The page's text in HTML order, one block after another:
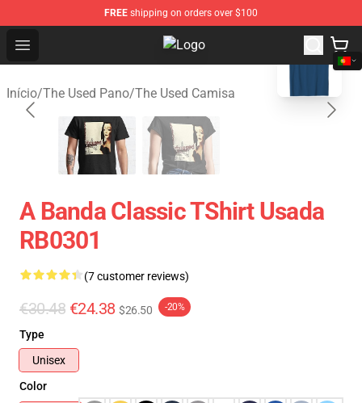
FREE shipping on orders over $100
Open menu The Used Store - Official The
Início/The Used Pano/The Used Camisa
blank template
A Banda Classic TShirt Usada
RB0301
(7 customer reviews)
€30.48 €24.38 $26.50 -20%
Type
Unisex
Color